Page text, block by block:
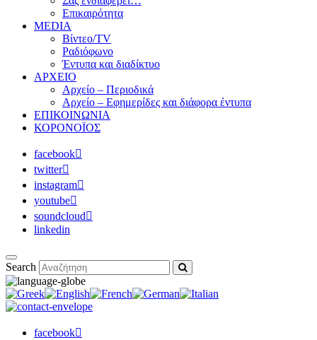
Επικαιρότητα
MEDIA
Βίντεο/TV
Ραδιόφωνο
Έντυπα και διαδίκτυο
ΑΡΧΕΙΟ
Αρχείο – Περιοδικά
Αρχείο – Εφημερίδες και διάφορα έντυπα
ΕΠΙΚΟΙΝΩΝΙΑ
ΚΟΡΟΝΟΪΟΣ
facebook
twitter
instagram
youtube
soundcloud
linkedin
Search
facebook